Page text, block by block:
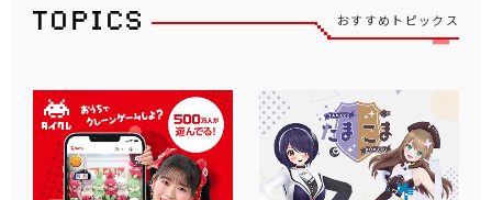
おすすめトピックス